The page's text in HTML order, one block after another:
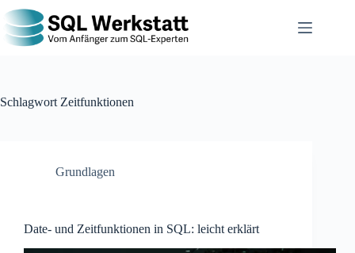
Schlagwort Zeitfunktionen
Grundlagen
Date- und Zeitfunktionen in SQL: leicht erklärt